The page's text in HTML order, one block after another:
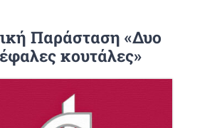
Παράσταση «Δυο
κουτάλες»